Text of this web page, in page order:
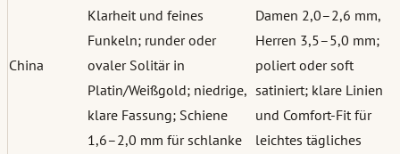
China
Klarheit und feines
Funkeln; runder oder
ovaler Solitär in
Platin/Weißgold; niedrige,
klare Fassung; Schiene
1,6–2,0 mm für schlanke
Damen 2,0–2,6 mm,
Herren 3,5–5,0 mm;
poliert oder soft
satiniert; klare Linien
und Comfort-Fit für
leichtes tägliches